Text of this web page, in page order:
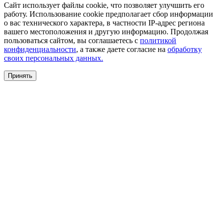
Сайт использует файлы cookie, что позволяет улучшить его
работу. Использование cookie предполагает сбор информации
о вас технического характера, в частности IP-адрес региона
вашего местоположения и другую информацию. Продолжая
пользоваться сайтом, вы соглашаетесь с политикой
конфиденциальности, а также даете согласие на обработку
своих персональных данных.
Принять